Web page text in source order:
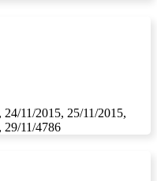
11/2015, 25/11/2015,
29/11/4786